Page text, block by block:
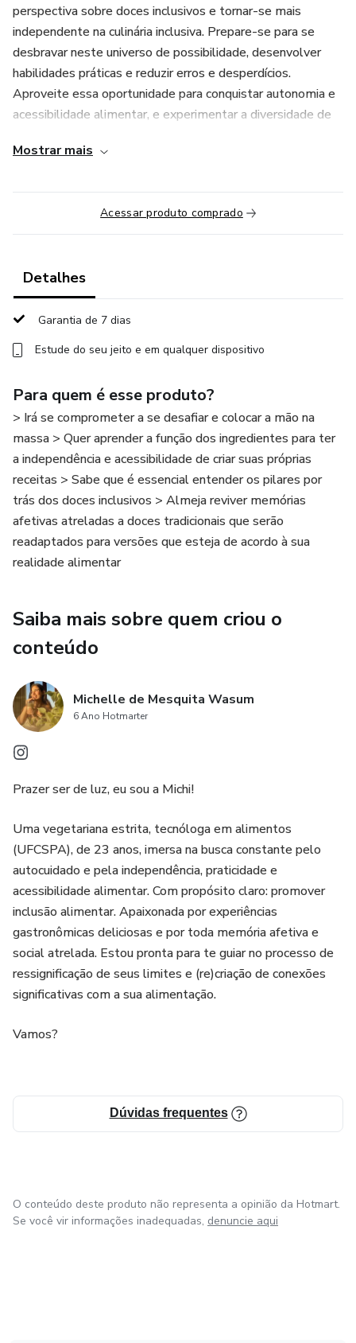
perspectiva sobre doces inclusivos e tornar-se mais
independente na culinária inclusiva. Prepare-se para se
desbravar neste universo de possibilidade, desenvolver
habilidades práticas e reduzir erros e desperdícios.
Aproveite essa oportunidade para conquistar autonomia e
acessibilidade alimentar, e experimentar a diversidade de
dia a dia. Vá com tudo no Desafio Deliciosa Inclusão e
Vamos mudar essa sua realidade?
Mostrar mais
Acessar produto comprado
Detalhes
Garantia de 7 dias
Estude do seu jeito e em qualquer dispositivo
Para quem é esse produto?
> Irá se comprometer a se desafiar e colocar a mão na
massa > Quer aprender a função dos ingredientes para ter
a independência e acessibilidade de criar suas próprias
receitas > Sabe que é essencial entender os pilares por
trás dos doces inclusivos > Almeja reviver memórias
afetivas atreladas a doces tradicionais que serão
readaptados para versões que esteja de acordo à sua
realidade alimentar
Saiba mais sobre quem criou o
conteúdo
Michelle de Mesquita Wasum
6 Ano Hotmarter
Prazer ser de luz, eu sou a Michi!
Uma vegetariana estrita, tecnóloga em alimentos
(UFCSPA), de 23 anos, imersa na busca constante pelo
autocuidado e pela independência, praticidade e
acessibilidade alimentar. Com propósito claro: promover
inclusão alimentar. Apaixonada por experiências
gastronômicas deliciosas e por toda memória afetiva e
social atrelada. Estou pronta para te guiar no processo de
ressignificação de seus limites e (re)criação de conexões
significativas com a sua alimentação.
Vamos?
Dúvidas frequentes
O conteúdo deste produto não representa a opinião da Hotmart.
Se você vir informações inadequadas, denuncie aqui